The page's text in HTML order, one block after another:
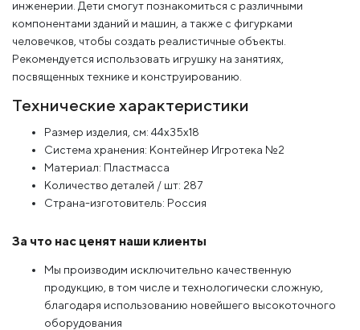
инженерии. Дети смогут познакомиться с различными
компонентами зданий и машин, а также с фигурками
человечков, чтобы создать реалистичные объекты.
Рекомендуется использовать игрушку на занятиях,
посвященных технике и конструированию.
Технические характеристики
Размер изделия, см: 44x35x18
Система хранения: Контейнер Игротека №2
Материал: Пластмасса
Количество деталей / шт: 287
Страна-изготовитель: Россия
За что нас ценят наши клиенты
Мы производим исключительно качественную
продукцию, в том числе и технологически сложную,
благодаря использованию новейшего высокоточного
оборудования